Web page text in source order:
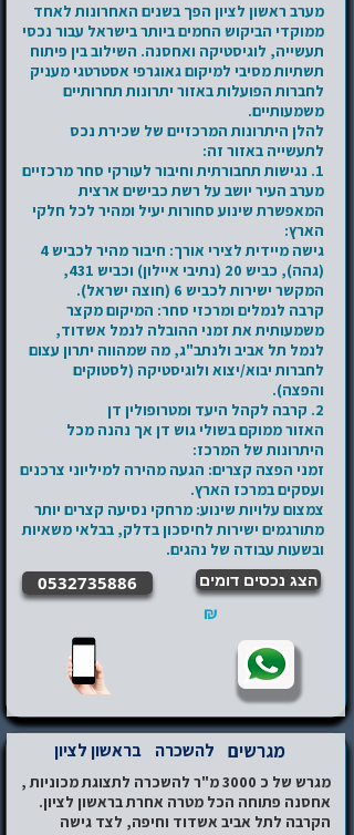
מערב ראשון לציון הפך בשנים האחרונות לאחד
ממוקדי הביקוש החמים ביותר בישראל עבור נכסי
תעשייה, לוגיסטיקה ואחסנה. השילוב בין פיתוח
תשתיות מסיבי למיקום גאוגרפי אסטרטגי מעניק
לחברות הפועלות באזור יתרונות תחרותיים
משמעותיים.
להלן היתרונות המרכזיים של שכירת נכס
לתעשייה באזור זה:
1. נגישות תחבורתית וחיבור לעורקי סחר מרכזיים
מערב העיר יושב על רשת כבישים ארצית
המאפשרת שינוע סחורות יעיל ומהיר לכל חלקי
הארץ:
גישה מיידית לצירי אורך: חיבור מהיר לכביש 4
(גהה), כביש 20 (נתיבי איילון) וכביש 431,
המקשר ישירות לכביש 6 (חוצה ישראל).
קרבה לנמלים ומרכזי סחר: המיקום מקצר
משמעותית את זמני ההובלה לנמל אשדוד,
לנמל תל אביב ולנתב"ג, מה שמהווה יתרון עצום
לחברות יבוא/יצוא ולוגיסטיקה (לסטוקים
והפצה).
2. קרבה לקהל היעד ומטרופולין דן
האזור ממוקם בשולי גוש דן אך נהנה מכל
היתרונות של המרכז:
זמני הפצה קצרים: הגעה מהירה למיליוני צרכנים
ועסקים במרכז הארץ.
צמצום עלויות שינוע: מרחקי נסיעה קצרים יותר
מתורגמים ישירות לחיסכון בדלק, בבלאי משאיות
ובשעות עבודה של נהגים.
הצג נכסים דומים 0532735886
₪
בראשון לציון להשכרה מגרשים
מגרש של כ 3000 מ"ר להשכרה לתצוגת מכוניות ,
אחסנה פתוחה הכל מטרה אחרת בראשון לציון.
הקרבה לתל אביב אשדוד וחיפה, לצד גישה